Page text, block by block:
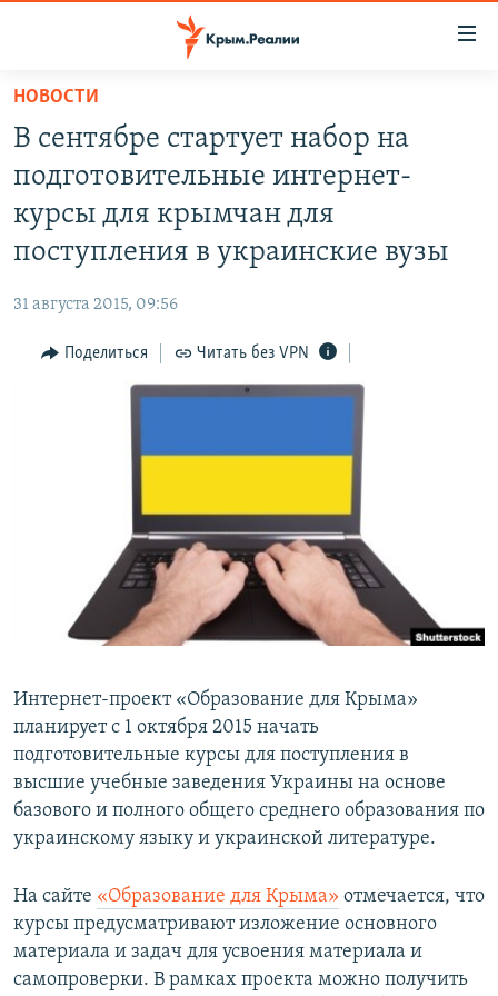
Вернуться
основному
содержанию
главной
Вернутся
поиску
СПЕЦПРОЕКТЫ
ИНТЕРАКТИВ
ИНФОГРАФИКА
ТЕЛЕПРОЕКТ КРЫМ.РЕАЛИИ
ПОБЕДИТЕЛЕЙ НЕ СУДЯТ?
КРЫМ.НЕПОКОРЕННЫЙ
УКРАИНСКАЯ ПРОБЛЕМА КРЫМА
РАДІО СВОБОДА
КАК ОБОЙТИ БЛОКИРОВКУ
ПРИСОЕДИНЯЙТЕСЬ!
НОВОСТИ
В сентябре стартует набор на
подготовительные интернет-
курсы для крымчан для
поступления в украинские вузы
31 августа 2015, 09:56
Поделиться Читать без VPN
Интернет-проект «Образование для Крыма»
планирует с 1 октября 2015 начать
подготовительные курсы для поступления в
высшие учебные заведения Украины на основе
базового и полного общего среднего образования по
украинскому языку и украинской литературе.
На сайте «Образование для Крыма» отмечается, что
курсы предусматривают изложение основного
материала и задач для усвоения материала и
самопроверки. В рамках проекта можно получить